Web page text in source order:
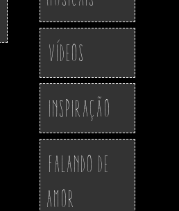
Vídeos
Inspiração
Falando de
Amor